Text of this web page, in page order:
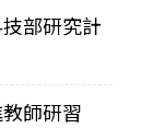
部研究計
師研習